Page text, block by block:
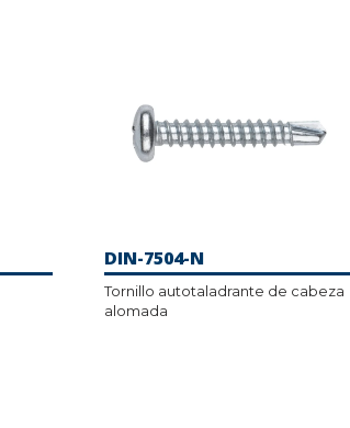
DIN-7504-N
Tornillo autotaladrante de cabeza
alomada